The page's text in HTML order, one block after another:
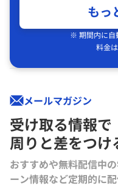
もっ
※ 期間内に自
料金
メールマガジン
受け取る情報で
周りと差をつけ
おすすめや無料配信中
ーン情報など定期的に配